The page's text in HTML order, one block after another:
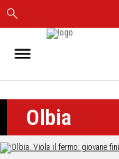
IN
CAGLIARI
SASSARI
NUORO
ORISTANO
Olbia